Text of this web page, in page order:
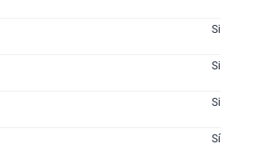
Si
Si
Si
Sí